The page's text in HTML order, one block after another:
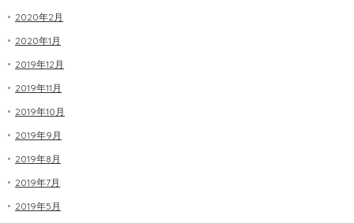
2020年2月
2020年1月
2019年12月
2019年11月
2019年10月
2019年9月
2019年8月
2019年7月
2019年5月